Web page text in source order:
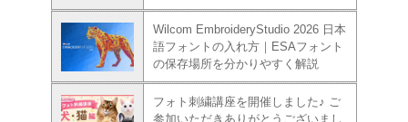
Wilcom EmbroideryStudio 2026 日本
語フォントの入れ方｜ESAフォント
の保存場所を分かりやすく解説
フォト刺繍講座を開催しました♪ ご
参加いただきありがとうございまし